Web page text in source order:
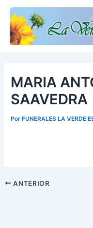
contenido
MARIA
SAAVEDRA
Por FUNERALES LA VERDE
ANTERIOR